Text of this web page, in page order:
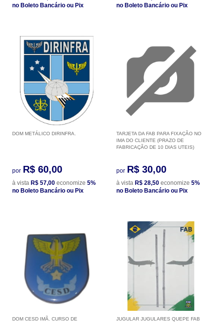
no Boleto Bancário ou Pix
no Boleto Bancário ou Pix
DOM METÁLICO DIRINFRA.
por R$ 60,00
à vista R$ 57,00 economize 5%
no Boleto Bancário ou Pix
TARJETA DA FAB PARA FIXAÇÃO NO
IMA DO CLIENTE (PRAZO DE
FABRICAÇÃO DE 10 DIAS UTEIS)
por R$ 30,00
à vista R$ 28,50 economize 5%
no Boleto Bancário ou Pix
DOM CESD IMÃ. CURSO DE
JUGULAR JUGULARES QUEPE FAB